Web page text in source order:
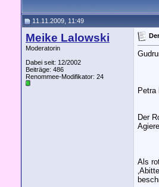
11.11.2009, 11:49
Meike Lalowski
Moderatorin
Dabei seit: 12/2002
Beiträge: 486
Renommee-Modifikator: 24
Petra
Der
Als